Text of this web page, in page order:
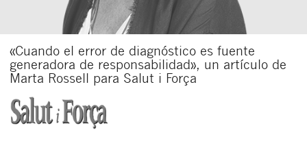
«Cuando el error de diagnóstico es fuente
generadora de responsabilidad», un artículo de
Marta Rossell para Salut i Força